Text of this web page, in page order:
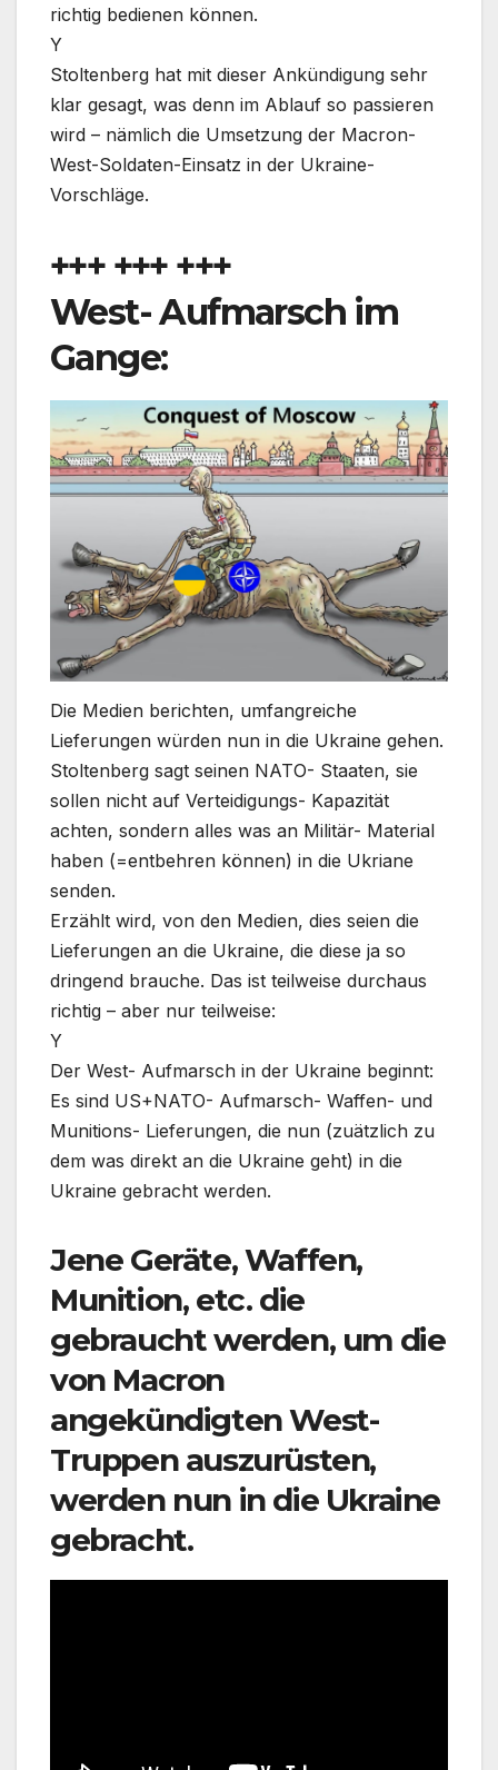
richtig bedienen können.
Y
Stoltenberg hat mit dieser Ankündigung sehr
klar gesagt, was denn im Ablauf so passieren
wird – nämlich die Umsetzung der Macron-
West-Soldaten-Einsatz in der Ukraine-
Vorschläge.
+++ +++ +++
West- Aufmarsch im
Gange:
Die Medien berichten, umfangreiche
Lieferungen würden nun in die Ukraine gehen.
Stoltenberg sagt seinen NATO- Staaten, sie
sollen nicht auf Verteidigungs- Kapazität
achten, sondern alles was an Militär- Material
haben (=entbehren können) in die Ukriane
senden.
Erzählt wird, von den Medien, dies seien die
Lieferungen an die Ukraine, die diese ja so
dringend brauche. Das ist teilweise durchaus
richtig – aber nur teilweise:
Y
Der West- Aufmarsch in der Ukraine beginnt:
Es sind US+NATO- Aufmarsch- Waffen- und
Munitions- Lieferungen, die nun (zuätzlich zu
dem was direkt an die Ukraine geht) in die
Ukraine gebracht werden.
Jene Geräte, Waffen,
Munition, etc. die
gebraucht werden, um die
von Macron
angekündigten West-
Truppen auszurüsten,
werden nun in die Ukraine
gebracht.